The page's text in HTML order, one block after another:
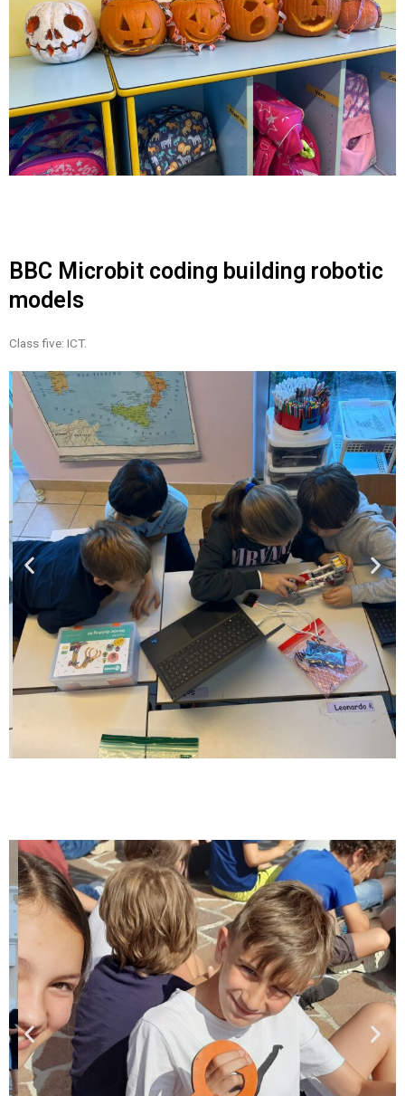
BBC Microbit coding building robotic
models
Class five: ICT.